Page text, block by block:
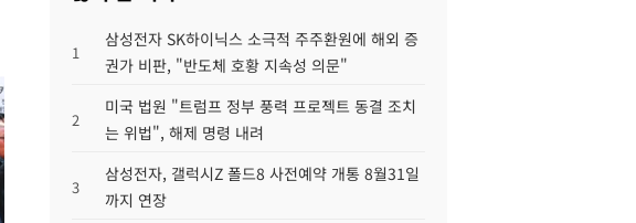
1
삼성전자 SK하이닉스 소극적 주주환원에 해외 증
권가 비판, "반도체 호황 지속성 의문"
2
미국 법원 "트럼프 정부 풍력 프로젝트 동결 조치
는 위법", 해제 명령 내려
3
삼성전자, 갤럭시Z 폴드8 사전예약 개통 8월31일
까지 연장